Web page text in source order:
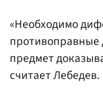
«Необходимо
противоправные
предмет
считает Лебедев.